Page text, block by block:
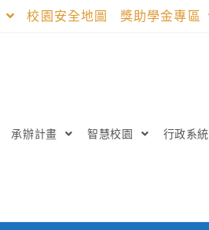
校園安全地圖 獎助學金專區
承辦計畫 智慧校園 行政系統